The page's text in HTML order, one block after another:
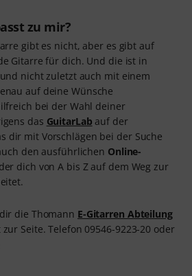
zu mir?
gibt es nicht, aber es gibt auf
Gitarre für dich. Und die ist in
nicht zuletzt auch mit einem
auf deine Wünsche
bei der Wahl deiner
das GuitarLab auf der
dir mit Vorschlägen bei der Suche
den ausführlichen Online-
der dich von A bis Z auf dem Weg zur
die Thomann E-Gitarren Abteilung
Seite. Telefon 09546-9223-20 oder